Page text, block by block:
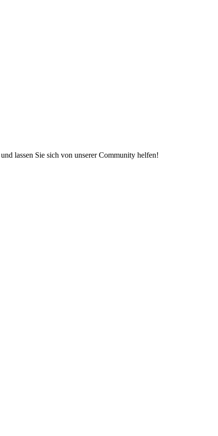
lassen Sie sich von unserer Community helfen!